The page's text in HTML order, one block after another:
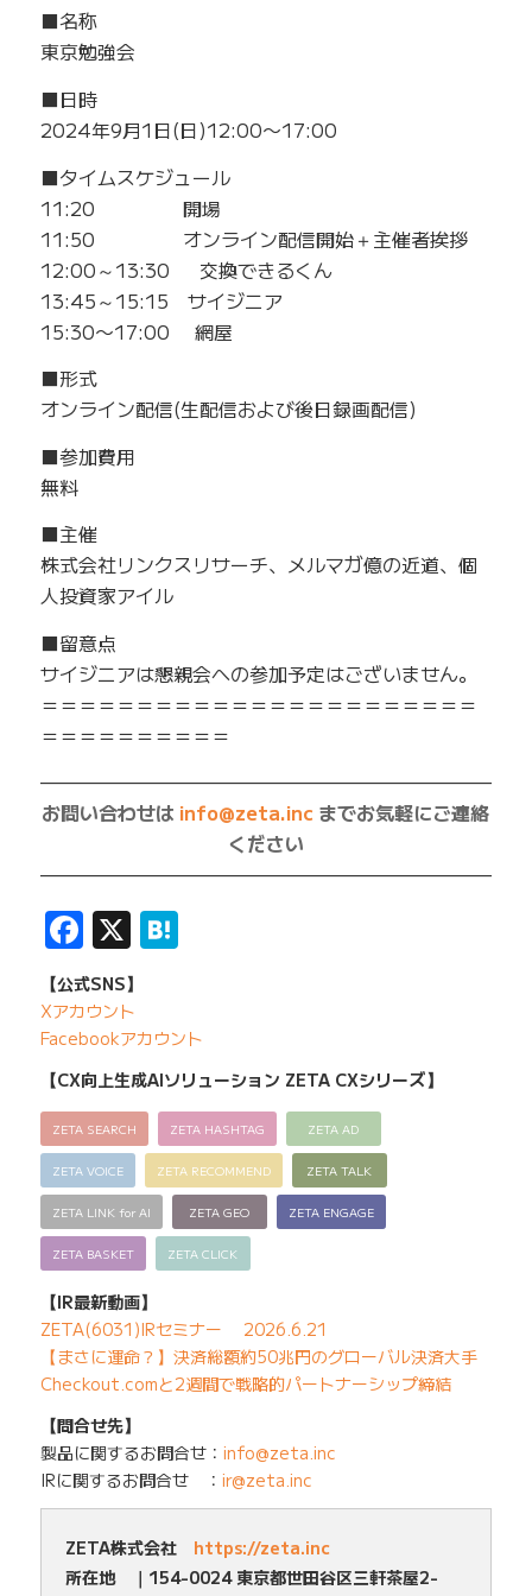
■名称
東京勉強会
■日時
2024年9月1日(日)12:00〜17:00
■タイムスケジュール
11:20 開場
11:50 オンライン配信開始＋主催者挨拶
12:00～13:30 交換できるくん
13:45～15:15 サイジニア
15:30〜17:00 網屋
■形式
オンライン配信(生配信および後日録画配信)
■参加費用
無料
■主催
株式会社リンクスリサーチ、メルマガ億の近道、個
人投資家アイル
■留意点
サイジニアは懇親会への参加予定はございません。
＝＝＝＝＝＝＝＝＝＝＝＝＝＝＝＝＝＝＝＝＝＝＝
＝＝＝＝＝＝＝＝＝＝
お問い合わせは info@zeta.inc までお気軽にご連絡
ください
Facebook
X Hatena
【公式SNS】
Xアカウント
Facebookアカウント
【CX向上生成AIソリューション ZETA CXシリーズ】
ZETA SEARCH ZETA HASHTAG ZETA AD
ZETA VOICE ZETA RECOMMEND ZETA TALK
ZETA LINK for AI ZETA GEO ZETA ENGAGE
ZETA BASKET ZETA CLICK
【IR最新動画】
ZETA(6031)IRセミナー 2026.6.21
【まさに運命？】決済総額約50兆円のグローバル決済大手
Checkout.comと2週間で戦略的パートナーシップ締結
【問合せ先】
製品に関するお問合せ： info@zeta.inc
IRに関するお問合せ ： ir@zeta.inc
ZETA株式会社 https://zeta.inc
所在地 ｜154-0024 東京都世田谷区三軒茶屋2-